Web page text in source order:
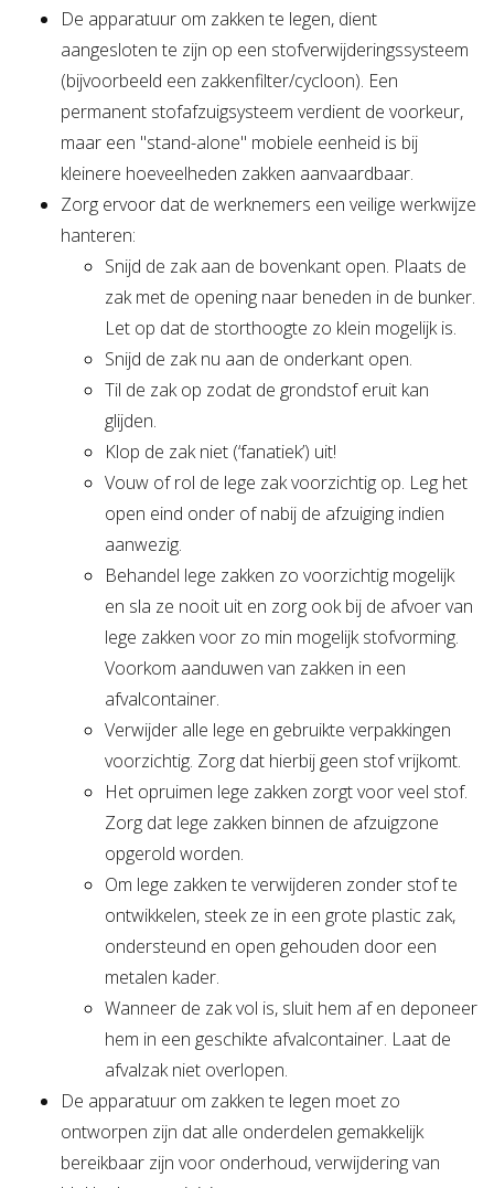
De apparatuur om zakken te legen, dient
aangesloten te zijn op een stofverwijderingssysteem
(bijvoorbeeld een zakkenfilter/cycloon). Een
permanent stofafzuigsysteem verdient de voorkeur,
maar een "stand-alone" mobiele eenheid is bij
kleinere hoeveelheden zakken aanvaardbaar.
Zorg ervoor dat de werknemers een veilige werkwijze
hanteren:
Snijd de zak aan de bovenkant open. Plaats de
zak met de opening naar beneden in de bunker.
Let op dat de storthoogte zo klein mogelijk is.
Snijd de zak nu aan de onderkant open.
Til de zak op zodat de grondstof eruit kan
glijden.
Klop de zak niet (‘fanatiek’) uit!
Vouw of rol de lege zak voorzichtig op. Leg het
open eind onder of nabij de afzuiging indien
aanwezig.
Behandel lege zakken zo voorzichtig mogelijk
en sla ze nooit uit en zorg ook bij de afvoer van
lege zakken voor zo min mogelijk stofvorming.
Voorkom aanduwen van zakken in een
afvalcontainer.
Verwijder alle lege en gebruikte verpakkingen
voorzichtig. Zorg dat hierbij geen stof vrijkomt.
Het opruimen lege zakken zorgt voor veel stof.
Zorg dat lege zakken binnen de afzuigzone
opgerold worden.
Om lege zakken te verwijderen zonder stof te
ontwikkelen, steek ze in een grote plastic zak,
ondersteund en open gehouden door een
metalen kader.
Wanneer de zak vol is, sluit hem af en deponeer
hem in een geschikte afvalcontainer. Laat de
afvalzak niet overlopen.
De apparatuur om zakken te legen moet zo
ontworpen zijn dat alle onderdelen gemakkelijk
bereikbaar zijn voor onderhoud, verwijdering van